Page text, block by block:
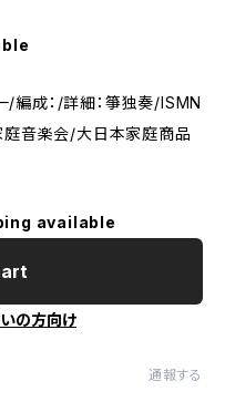
/編成：/詳細：箏独奏/ISMN
庭音楽会/大日本家庭商品
available
の方向け
通報する